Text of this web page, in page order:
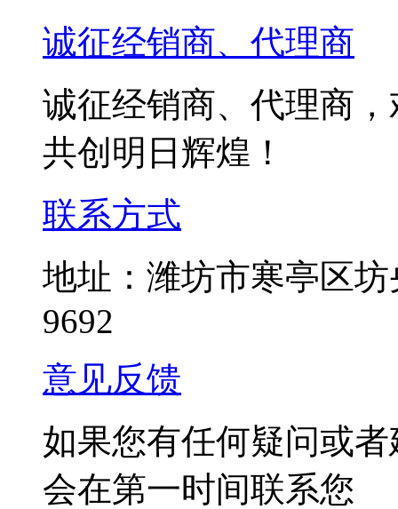
诚征经销商、代理商
诚征经销商、代理商
共创明日辉煌！
联系方式
地址：潍坊市寒亭区
9692
意见反馈
如果您有任何疑问或
会在第一时间联系您